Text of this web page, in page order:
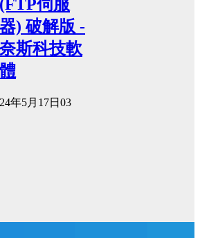
(FTP伺服
器) 破解版 -
奈斯科技軟
體
24年5月17日 03